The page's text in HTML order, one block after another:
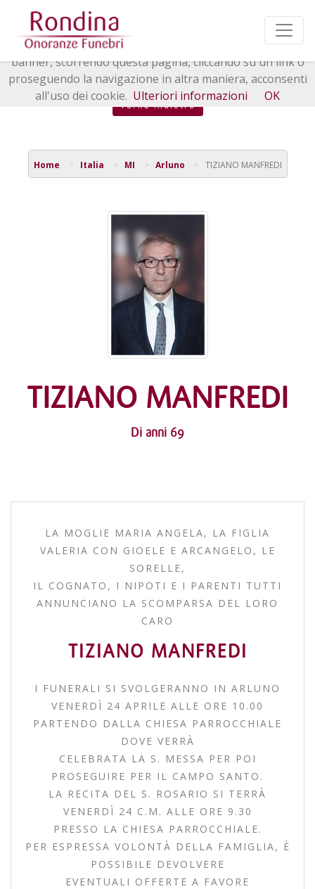
Torna indietro
Home Italia MI Arluno TIZIANO MANFREDI
TIZIANO MANFREDI
Di anni 69
LA MOGLIE MARIA ANGELA, LA FIGLIA
VALERIA CON GIOELE E ARCANGELO, LE
SORELLE,
IL COGNATO, I NIPOTI E I PARENTI TUTTI
ANNUNCIANO LA SCOMPARSA DEL LORO
CARO
TIZIANO MANFREDI
I FUNERALI SI SVOLGERANNO IN ARLUNO
VENERDÌ 24 APRILE ALLE ORE 10.00
PARTENDO DALLA CHIESA PARROCCHIALE
DOVE VERRÀ
CELEBRATA LA S. MESSA PER POI
PROSEGUIRE PER IL CAMPO SANTO.
LA RECITA DEL S. ROSARIO SI TERRÀ
VENERDÌ 24 C.M. ALLE ORE 9.30
PRESSO LA CHIESA PARROCCHIALE.
PER ESPRESSA VOLONTÀ DELLA FAMIGLIA, È
POSSIBILE DEVOLVERE
EVENTUALI OFFERTE A FAVORE
Questo sito o gli strumenti terzi da questo utilizzati si
avvalgono di cookie necessari al funzionamento ed utili
alle finalità illustrate nella cookie policy. Chiudendo questo
banner, scorrendo questa pagina, cliccando su un link o
proseguendo la navigazione in altra maniera, acconsenti
all'uso dei cookie. Ulteriori informazioni OK